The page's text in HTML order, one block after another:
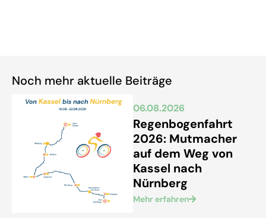
Noch mehr aktuelle Beiträge
06.08.2026
Regenbogenfahrt
2026: Mutmacher
auf dem Weg von
Kassel nach
Nürnberg
Mehr erfahren